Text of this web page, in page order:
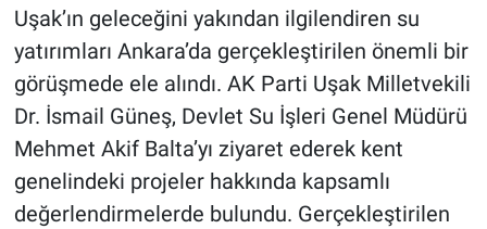
Uşak’ın geleceğini yakından ilgilendiren su
yatırımları Ankara’da gerçekleştirilen önemli bir
görüşmede ele alındı. AK Parti Uşak Milletvekili
Dr. İsmail Güneş, Devlet Su İşleri Genel Müdürü
Mehmet Akif Balta’yı ziyaret ederek kent
genelindeki projeler hakkında kapsamlı
değerlendirmelerde bulundu. Gerçekleştirilen